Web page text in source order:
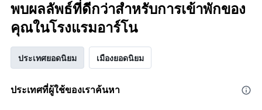
พบผลลัพธ์ที่ดีกว่าสำหรับการเข้าพักของ
คุณในโรงแรมอาร์โน
ประเทศยอดนิยม เมืองยอดนิยม
ประเทศที่ผู้ใช้ของเราค้นหา